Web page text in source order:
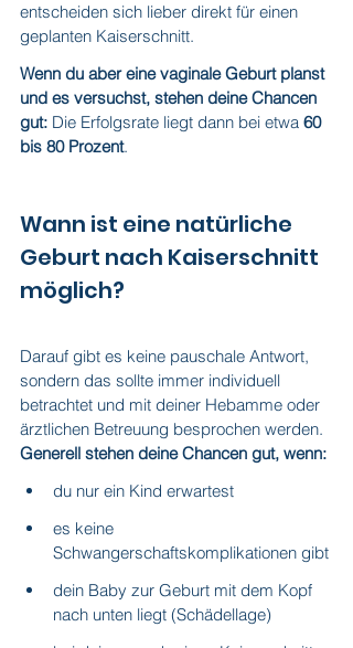
entscheiden sich lieber direkt für einen
geplanten Kaiserschnitt.
Wenn du aber eine vaginale Geburt planst
und es versuchst, stehen deine Chancen
gut: Die Erfolgsrate liegt dann bei etwa 60
bis 80 Prozent.
Wann ist eine natürliche
Geburt nach Kaiserschnitt
möglich?
Darauf gibt es keine pauschale Antwort,
sondern das sollte immer individuell
betrachtet und mit deiner Hebamme oder
ärztlichen Betreuung besprochen werden.
Generell stehen deine Chancen gut, wenn:
du nur ein Kind erwartest
es keine
Schwangerschaftskomplikationen gibt
dein Baby zur Geburt mit dem Kopf
nach unten liegt (Schädellage)